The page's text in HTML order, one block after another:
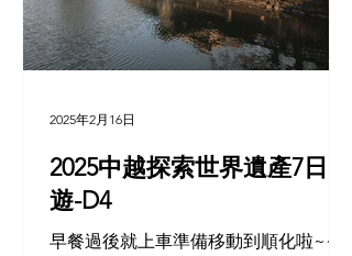
2025中越探索世界遺產7日
遊-D4
早餐過後就上車準備移動到順化啦~~
2025年2月16日